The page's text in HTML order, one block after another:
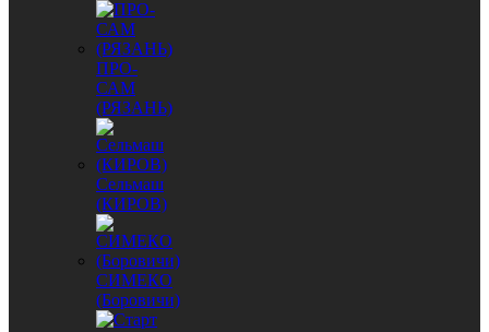
ПРО-
САМ
(РЯЗАНЬ)
Сельмаш
(КИРОВ)
СИМЕКО
(Боровичи)